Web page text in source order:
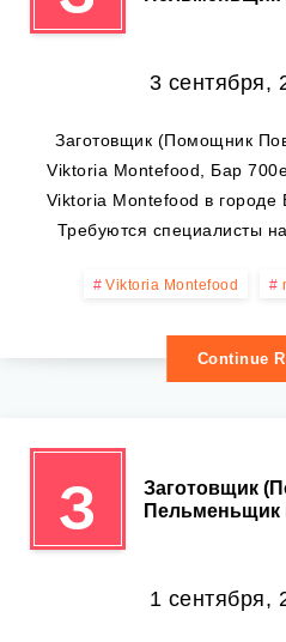
3 сентября,
Заготовщик (Помощник
Viktoria Montefood, Бар
Viktoria Montefood в городе
Требуются специалисты
Viktoria Montefood
Continue
З
Заготовщик
Пельменьщик
1 сентября,